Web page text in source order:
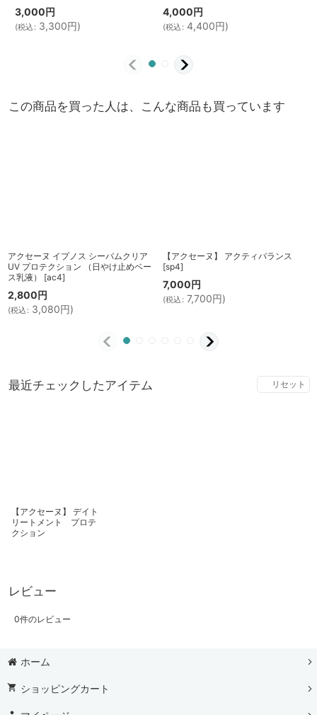
3,000円
(税込 : 3,300円)
4,000円
(税込 : 4,400円)
この商品を買った人は、こんな商品も買っています
アクセーヌ イプノス シーバムクリア
UV プロテクション （日やけ止めベー
ス乳液）
[ac4]
2,800円
(税込 : 3,080円)
【アクセーヌ】 アクティバランス
[sp4]
7,000円
(税込 : 7,700円)
最近チェックしたアイテム リセット
【アクセーヌ】 デイト
リートメント プロテ
クション
レビュー
0件のレビュー
ホーム
ショッピングカート